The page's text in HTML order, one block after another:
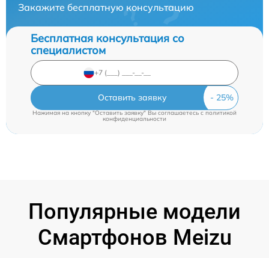
Закажите бесплатную консультацию
Бесплатная консультация со
специалистом
Оставить заявку
Нажимая на кнопку "Оставить заявку" Вы соглашаетесь cполитикой
конфиденциальности
Популярные модели
Смартфонов Meizu